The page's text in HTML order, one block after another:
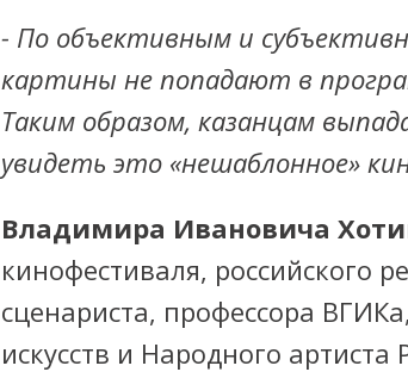
- По объективным и
картины не попадают в
Таким образом, казанцам
увидеть это «нешаблонное»
Владимира Ивановича
кинофестиваля, российского
сценариста, профессора
искусств и Народного артиста